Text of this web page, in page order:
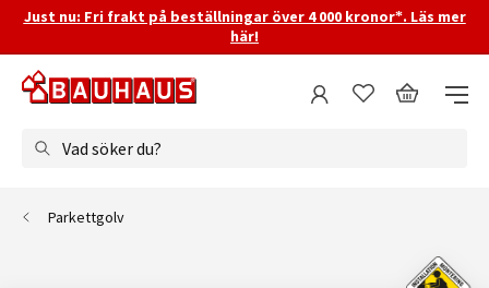
Just nu: Fri frakt på beställningar över 4 000 kronor*. Läs mer
här!
Vad söker du?
Parkettgolv